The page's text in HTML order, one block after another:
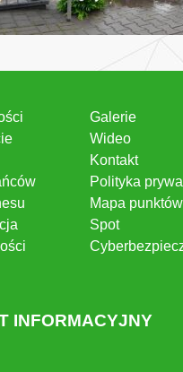
Galerie
Wideo
Kontakt
Polityka
Mapa
Spot
INFORMACYJNY